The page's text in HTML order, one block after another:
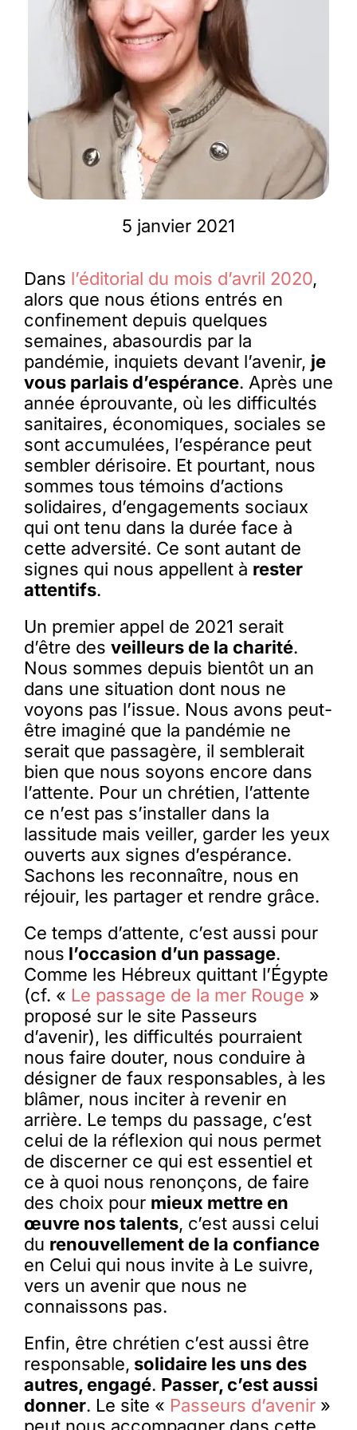
Membres
L’actu
Nous soutenir
La revue Responsables
5 janvier 2021
Dans l’éditorial du mois d’avril 2020,
alors que nous étions entrés en
confinement depuis quelques
semaines, abasourdis par la
pandémie, inquiets devant l’avenir, je
vous parlais d’espérance. Après une
année éprouvante, où les difficultés
sanitaires, économiques, sociales se
sont accumulées, l’espérance peut
sembler dérisoire. Et pourtant, nous
sommes tous témoins d’actions
solidaires, d’engagements sociaux
qui ont tenu dans la durée face à
cette adversité. Ce sont autant de
signes qui nous appellent à rester
attentifs.
Un premier appel de 2021 serait
d’être des veilleurs de la charité.
Nous sommes depuis bientôt un an
dans une situation dont nous ne
voyons pas l’issue. Nous avons peut-
être imaginé que la pandémie ne
serait que passagère, il semblerait
bien que nous soyons encore dans
l’attente. Pour un chrétien, l’attente
ce n’est pas s’installer dans la
lassitude mais veiller, garder les yeux
ouverts aux signes d’espérance.
Sachons les reconnaître, nous en
réjouir, les partager et rendre grâce.
Ce temps d’attente, c’est aussi pour
nous l’occasion d’un passage.
Comme les Hébreux quittant l’Égypte
(cf. « Le passage de la mer Rouge »
proposé sur le site Passeurs
d’avenir), les difficultés pourraient
nous faire douter, nous conduire à
désigner de faux responsables, à les
blâmer, nous inciter à revenir en
arrière. Le temps du passage, c’est
celui de la réflexion qui nous permet
de discerner ce qui est essentiel et
ce à quoi nous renonçons, de faire
des choix pour mieux mettre en
œuvre nos talents, c’est aussi celui
du renouvellement de la confiance
en Celui qui nous invite à Le suivre,
vers un avenir que nous ne
connaissons pas.
Enfin, être chrétien c’est aussi être
responsable, solidaire les uns des
autres, engagé. Passer, c’est aussi
donner. Le site « Passeurs d’avenir »